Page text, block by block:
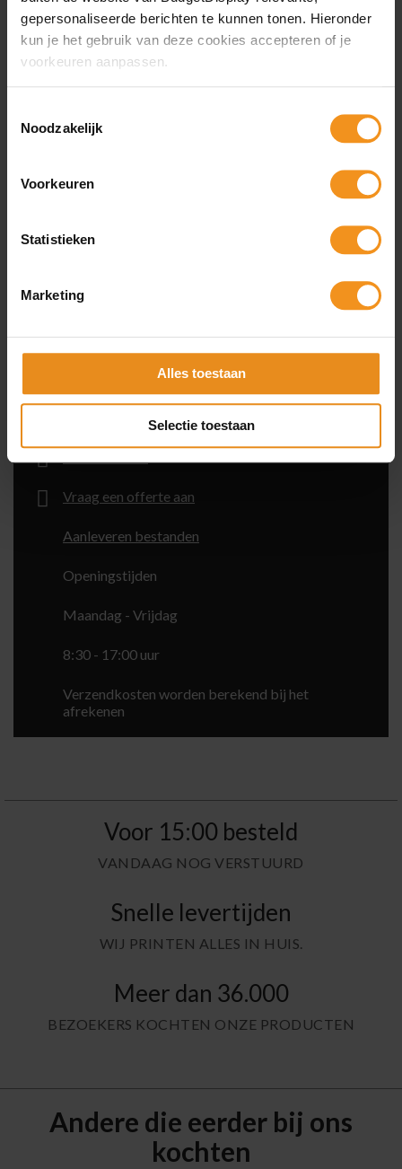
gepersonaliseerde berichten te kunnen tonen. Hieronder
kun je het gebruik van deze cookies accepteren of je
voorkeuren aanpassen.
Noodzakelijk
Voorkeuren
Statistieken
Marketing
Alles toestaan
Selectie toestaan
PDF Template
template 60x200cm
template 85x200cm
video bekijken
+31 (0)229-210161
Vraag een offerte aan
Aanleveren bestanden
Openingstijden
Maandag - Vrijdag
8:30 - 17:00 uur
Verzendkosten worden berekend bij het
afrekenen
Voor 15:00 besteld
VANDAAG NOG VERSTUURD
Snelle levertijden
WIJ PRINTEN ALLES IN HUIS.
Meer dan 36.000
BEZOEKERS KOCHTEN ONZE PRODUCTEN
Andere die eerder bij ons
kochten